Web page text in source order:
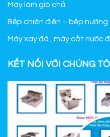
Máy làm giò chả
Bếp chiên điện – bếp nướng
Máy xay đá , máy cắt nước
KẾT NỐI VỚI CHÚNG TÔI